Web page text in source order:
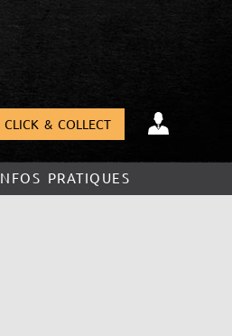
CLICK & COLLECT
PRATIQUES